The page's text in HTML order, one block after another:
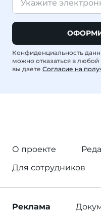
Конфиденциальность
можно отказаться в
вы даете Согласие на
О проекте
Для сотрудников
Реклама